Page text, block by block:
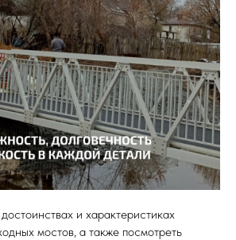
и характеристиках
мостов, а также посмотреть